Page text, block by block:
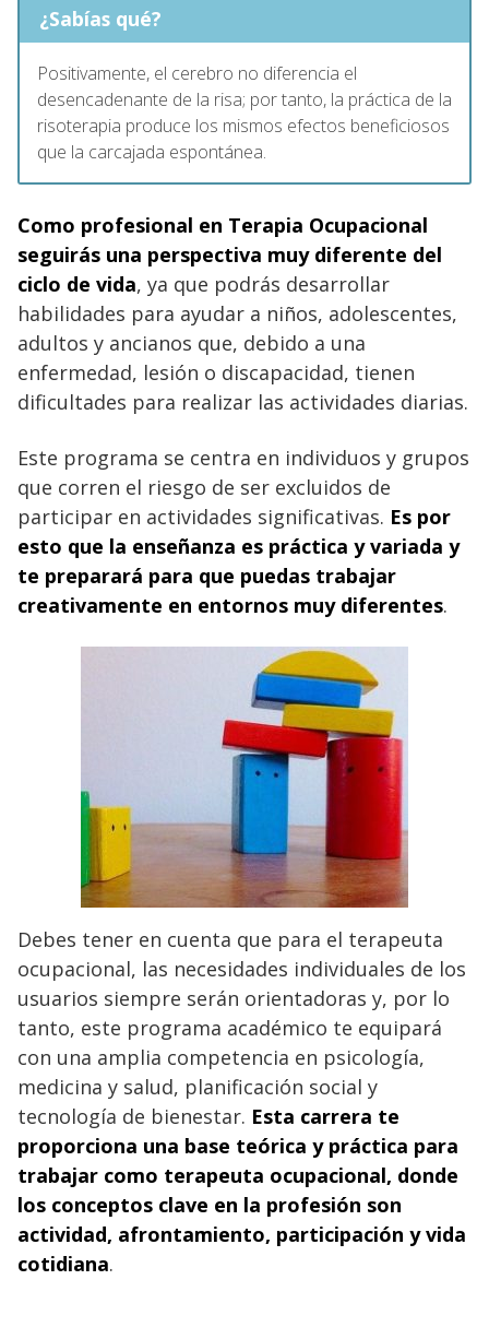
¿Sabías qué?
Positivamente, el cerebro no diferencia el
desencadenante de la risa; por tanto, la práctica de la
risoterapia produce los mismos efectos beneficiosos
que la carcajada espontánea.
Como profesional en Terapia Ocupacional
seguirás una perspectiva muy diferente del
ciclo de vida, ya que podrás desarrollar
habilidades para ayudar a niños, adolescentes,
adultos y ancianos que, debido a una
enfermedad, lesión o discapacidad, tienen
dificultades para realizar las actividades diarias.
Este programa se centra en individuos y grupos
que corren el riesgo de ser excluidos de
participar en actividades significativas. Es por
esto que la enseñanza es práctica y variada y
te preparará para que puedas trabajar
creativamente en entornos muy diferentes.
Debes tener en cuenta que para el terapeuta
ocupacional, las necesidades individuales de los
usuarios siempre serán orientadoras y, por lo
tanto, este programa académico te equipará
con una amplia competencia en psicología,
medicina y salud, planificación social y
tecnología de bienestar. Esta carrera te
proporciona una base teórica y práctica para
trabajar como terapeuta ocupacional, donde
los conceptos clave en la profesión son
actividad, afrontamiento, participación y vida
cotidiana.